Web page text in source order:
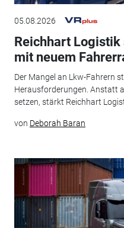
05.08.2026
Reichhart
mit neuem
Der Mangel an Lkw-Fahrern
Herausforderungen. Anstatt
setzen, stärkt Reichhart
von Deborah Baran